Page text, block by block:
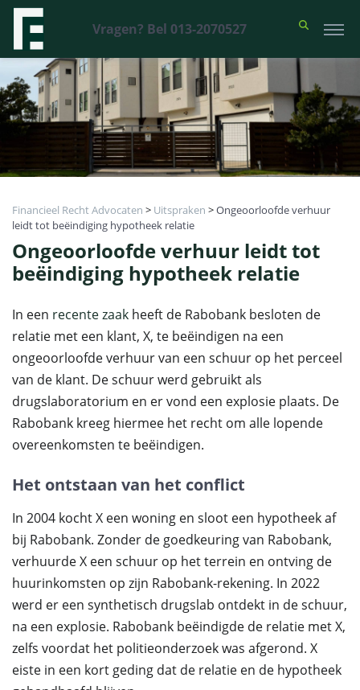
Vragen? Bel 013-2070527
Financieel Recht Advocaten > Uitspraken >Ongeoorloofde verhuur
leidt tot beëindiging hypotheek relatie
Ongeoorloofde verhuur leidt tot
beëindiging hypotheek relatie
In een recente zaak heeft de Rabobank besloten de
relatie met een klant, X, te beëindigen na een
ongeoorloofde verhuur van een schuur op het perceel
van de klant. De schuur werd gebruikt als
drugslaboratorium en er vond een explosie plaats. De
Rabobank kreeg hiermee het recht om alle lopende
overeenkomsten te beëindigen.
Het ontstaan van het conflict
In 2004 kocht X een woning en sloot een hypotheek af
bij Rabobank. Zonder de goedkeuring van Rabobank,
verhuurde X een schuur op het terrein en ontving de
huurinkomsten op zijn Rabobank-rekening. In 2022
werd er een synthetisch drugslab ontdekt in de schuur,
na een explosie. Rabobank beëindigde de relatie met X,
zelfs voordat het politieonderzoek was afgerond. X
eiste in een kort geding dat de relatie en de hypotheek